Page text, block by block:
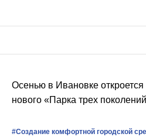
Осенью в Ивановке откроется
нового «Парка трех
#Создание комфортной городской